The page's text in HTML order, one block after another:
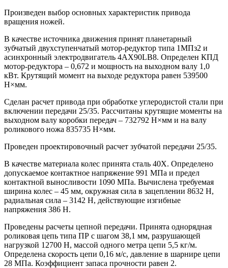
Произведен выбор основных характеристик привода
вращения ножей.
В качестве источника движения принят планетарный
зубчатый двухступенчатый мотор-редуктор типа 1МПз2 и
асинхронный электродвигатель 4AX90LB8. Определен КПД
мотор-редуктора – 0,672 и мощность на выходном валу 1,0
кВт. Крутящий момент на выходе редуктора равен 539500
Н×мм.
Сделан расчет привода при обработке углеродистой стали при
включении передачи 25/35. Рассчитаны крутящие моменты на
выходном валу коробки передач – 732792 Н×мм и на валу
роликового ножа 835735 Н×мм.
Проведен проектировочный расчет зубчатой передачи 25/35.
В качестве материала колес принята сталь 40Х. Определено
допускаемое контактное напряжение 991 МПа и предел
контактной выносливости 1090 МПа. Вычислена требуемая
ширина колес – 45 мм, окружная сила в зацеплении 8632 Н,
радиальная сила – 3142 Н, действующие изгибные
напряжения 386 Н.
Проведены расчеты цепной передачи. Принята однорядная
роликовая цепь типа ПР с шагом 38,1 мм, разрушающей
нагрузкой 12700 Н, массой одного метра цепи 5,5 кг/м.
Определена скорость цепи 0,16 м/с, давление в шарнире цепи
28 МПа. Коэффициент запаса прочности равен 2.